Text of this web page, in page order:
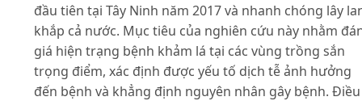
đầu tiên tại Tây Ninh năm 2017 và nhanh chóng lây
khắp cả nước. Mục tiêu của nghiên cứu này nhằm
giá hiện trạng bệnh khảm lá tại các vùng trồng sắn
trọng điểm, xác định được yếu tố dịch tễ ảnh hưởng
đến bệnh và khẳng định nguyên nhân gây bệnh. Điều